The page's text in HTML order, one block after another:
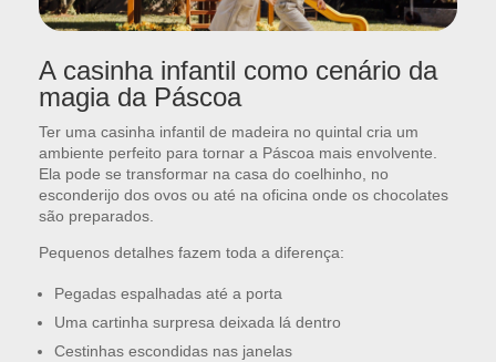
A casinha infantil como cenário da
magia da Páscoa
Ter uma casinha infantil de madeira no quintal cria um
ambiente perfeito para tornar a Páscoa mais envolvente.
Ela pode se transformar na casa do coelhinho, no
esconderijo dos ovos ou até na oficina onde os chocolates
são preparados.
Pequenos detalhes fazem toda a diferença:
Pegadas espalhadas até a porta
Uma cartinha surpresa deixada lá dentro
Cestinhas escondidas nas janelas